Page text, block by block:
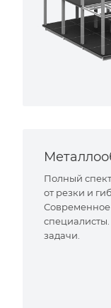
Полный
от резки и
задачи.